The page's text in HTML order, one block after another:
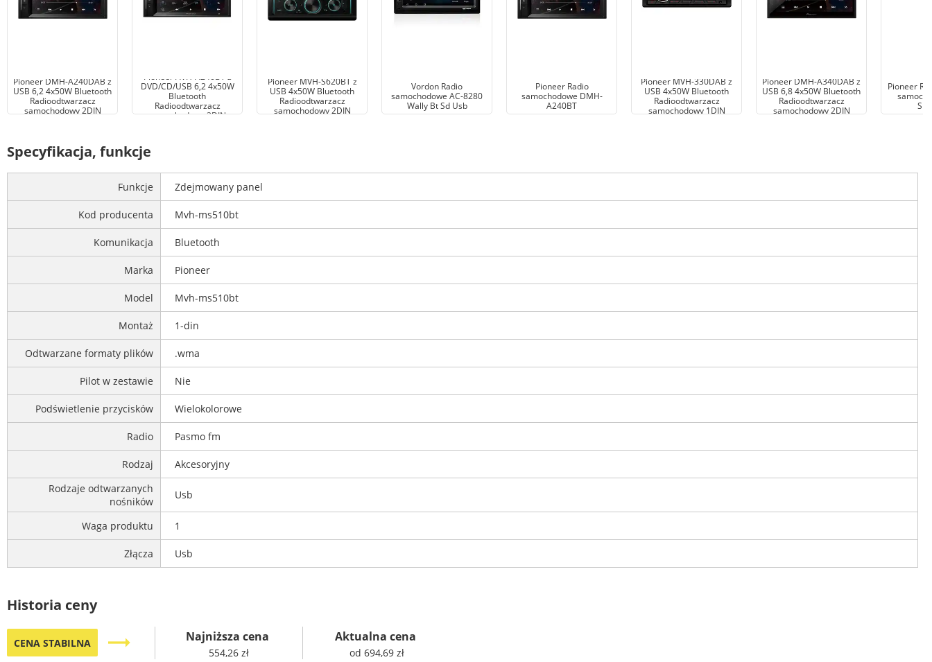
Pioneer DMH-A240DAB z
USB 6,2 4x50W Bluetooth
Radioodtwarzacz
samochodowy 2DIN
Pioneer AVH-A240BT z
DVD/CD/USB 6,2 4x50W
Bluetooth
Radioodtwarzacz
samochodowy 2DIN
Pioneer MVH-S620BT z
USB 4x50W Bluetooth
Radioodtwarzacz
samochodowy 2DIN
Vordon Radio
samochodowe AC-8280
Wally Bt Sd Usb
Pioneer Radio
samochodowe DMH-
A240BT
Pioneer MVH-330DAB z
USB 4x50W Bluetooth
Radioodtwarzacz
samochodowy 1DIN
Pioneer DMH-A340DAB z
USB 6,8 4x50W Bluetooth
Radioodtwarzacz
samochodowy 2DIN
Pioneer
Specyfikacja, funkcje
Funkcje Zdejmowany panel
Kod producenta Mvh-ms510bt
Komunikacja Bluetooth
Marka Pioneer
Model Mvh-ms510bt
Montaż 1-din
Odtwarzane formaty plików .wma
Pilot w zestawie Nie
Podświetlenie przycisków Wielokolorowe
Radio Pasmo fm
Rodzaj
Akcesoryjny
Rodzaje odtwarzanych
nośników
Usb
Waga produktu 1
Złącza Usb
Historia ceny
CENA STABILNA trending_flat Najniższa cena
554,26 zł
Aktualna cena
od 694,69 zł